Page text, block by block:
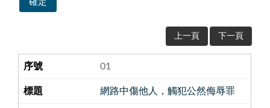
上一頁 下一頁
01
網路中傷他人，觸犯公然侮辱罪